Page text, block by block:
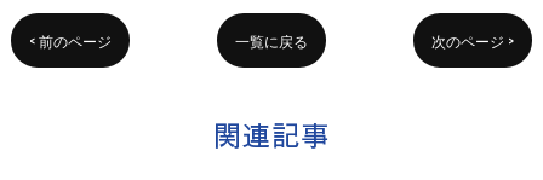
< 前のページ 一覧に戻る 次のページ >
関連記事